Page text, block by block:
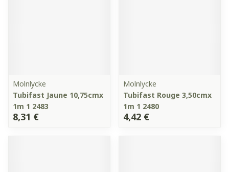
Molnlycke
Tubifast Jaune 10,75cmx
1m 1 2483
8,31 €
Molnlycke
Tubifast Rouge 3,50cmx
1m 1 2480
4,42 €